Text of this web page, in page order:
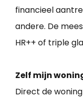
financieel
andere. De
HR++ of triple
Zelf mijn
Direct de